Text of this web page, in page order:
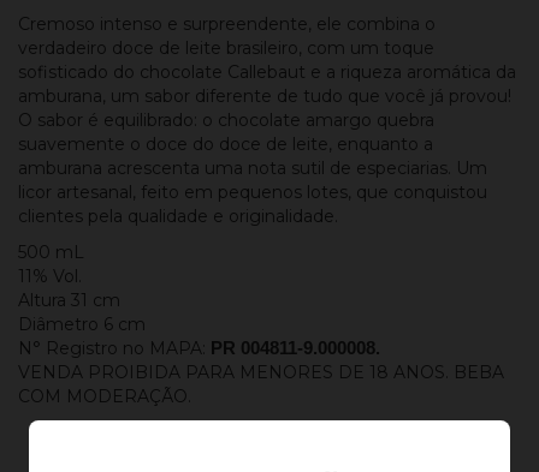
Cremoso intenso e surpreendente, ele combina o
verdadeiro doce de leite brasileiro, com um toque
sofisticado do chocolate Callebaut e a riqueza aromática da
amburana, um sabor diferente de tudo que você já provou!
O sabor é equilibrado: o chocolate amargo quebra
suavemente o doce do doce de leite, enquanto a
amburana acrescenta uma nota sutil de especiarias. Um
licor artesanal, feito em pequenos lotes, que conquistou
clientes pela qualidade e originalidade.
500 mL
11% Vol.
Altura 31 cm
Diâmetro 6 cm
N° Registro no MAPA:
PR 004811-9.000008.
VENDA PROIBIDA PARA MENORES DE 18 ANOS. BEBA
COM MODERAÇÃO.